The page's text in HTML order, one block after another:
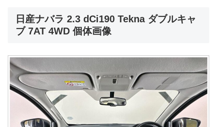
日産ナバラ 2.3 dCi190 Tekna ダブルキャ
ブ 7AT 4WD 個体画像